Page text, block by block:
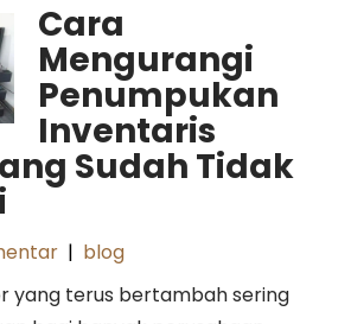
Cara
Mengurangi
Penumpukan
Inventaris
Sudah Tidak
| blog
yang terus bertambah sering